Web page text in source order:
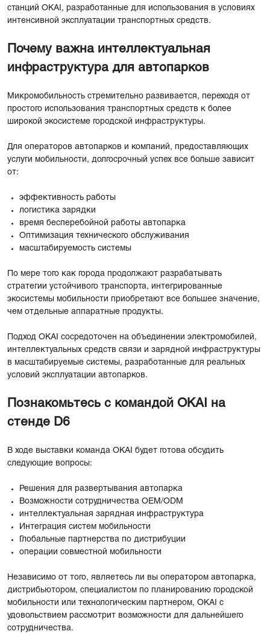
станций OKAI, разработанные для использования в условиях
интенсивной эксплуатации транспортных средств.
Почему важна интеллектуальная
инфраструктура для автопарков
Микромобильность стремительно развивается, переходя от
простого использования транспортных средств к более
широкой экосистеме городской инфраструктуры.
Для операторов автопарков и компаний, предоставляющих
услуги мобильности, долгосрочный успех все больше зависит
от:
эффективность работы
логистика зарядки
время бесперебойной работы автопарка
Оптимизация технического обслуживания
масштабируемость системы
По мере того как города продолжают разрабатывать
стратегии устойчивого транспорта, интегрированные
экосистемы мобильности приобретают все большее значение,
чем отдельные аппаратные продукты.
Подход OKAI сосредоточен на объединении электромобилей,
интеллектуальных средств связи и зарядной инфраструктуры
в масштабируемые системы, разработанные для реальных
условий эксплуатации автопарков.
Познакомьтесь с командой OKAI на
стенде D6
В ходе выставки команда OKAI будет готова обсудить
следующие вопросы:
Решения для развертывания автопарка
Возможности сотрудничества OEM/ODM
интеллектуальная зарядная инфраструктура
Интеграция систем мобильности
Глобальные партнерства по дистрибуции
операции совместной мобильности
Независимо от того, являетесь ли вы оператором автопарка,
дистрибьютором, специалистом по планированию городской
мобильности или технологическим партнером, OKAI с
удовольствием рассмотрит возможности для дальнейшего
сотрудничества.